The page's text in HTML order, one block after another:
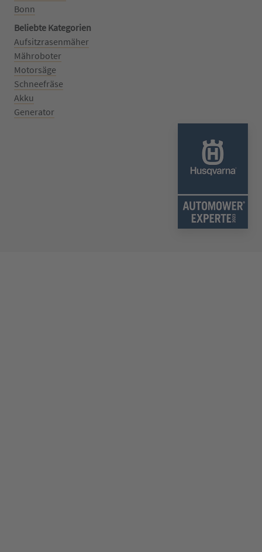
Bonn
Beliebte Kategorien
Aufsitzrasenmäher
Mähroboter
Motorsäge
Schneefräse
Akku
Generator